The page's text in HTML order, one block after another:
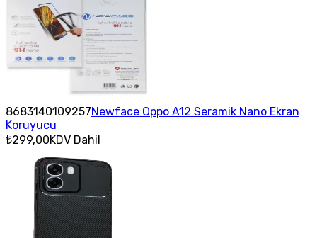
8683140109257Newface Oppo A12 Seramik Nano Ekran
Koruyucu
₺299,00KDV Dahil